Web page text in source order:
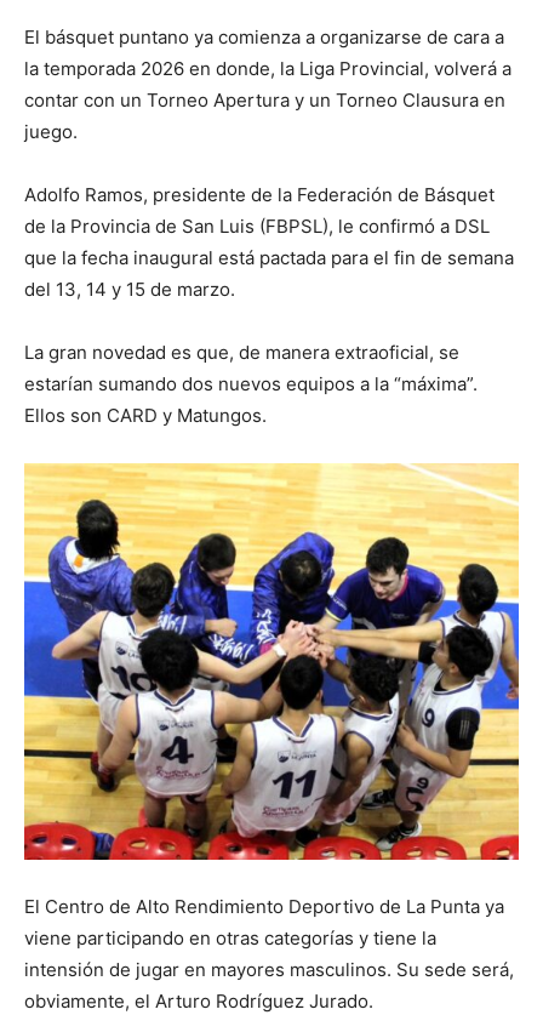
El básquet puntano ya comienza a organizarse de cara a
la temporada 2026 en donde, la Liga Provincial, volverá a
contar con un Torneo Apertura y un Torneo Clausura en
juego.
Adolfo Ramos, presidente de la Federación de Básquet
de la Provincia de San Luis (FBPSL), le confirmó a DSL
que la fecha inaugural está pactada para el fin de semana
del 13, 14 y 15 de marzo.
La gran novedad es que, de manera extraoficial, se
estarían sumando dos nuevos equipos a la “máxima”.
Ellos son CARD y Matungos.
El Centro de Alto Rendimiento Deportivo de La Punta ya
viene participando en otras categorías y tiene la
intensión de jugar en mayores masculinos. Su sede será,
obviamente, el Arturo Rodríguez Jurado.